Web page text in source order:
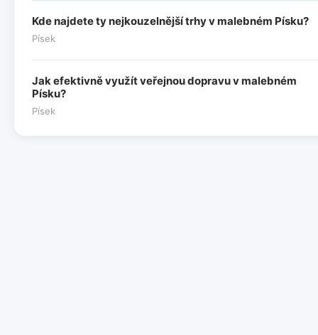
Kde najdete ty nejkouzelnější trhy v malebném Písku?
Písek
Jak efektivně využít veřejnou dopravu v malebném
Písku?
Písek